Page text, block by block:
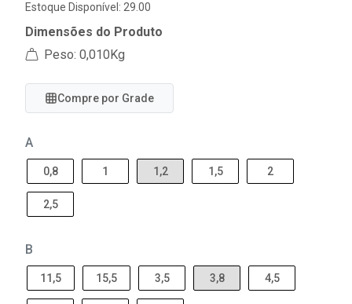
Estoque Disponível: 29.00
Dimensões do Produto
Peso: 0,010Kg
Compre por Grade
A
0,8 1 1,2 1,5 2
2,5
B
11,5 15,5 3,5 3,8 4,5